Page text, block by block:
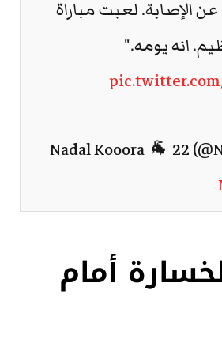
الإصابة. لعبت مباراة
انه يومه."
أمام